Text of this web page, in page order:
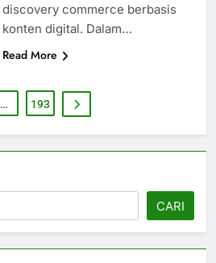
discovery commerce berbasis
konten digital. Dalam…
Read More
… 193
CARI